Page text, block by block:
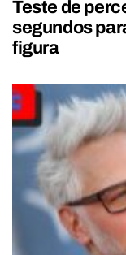
Teste de
segundos
figura